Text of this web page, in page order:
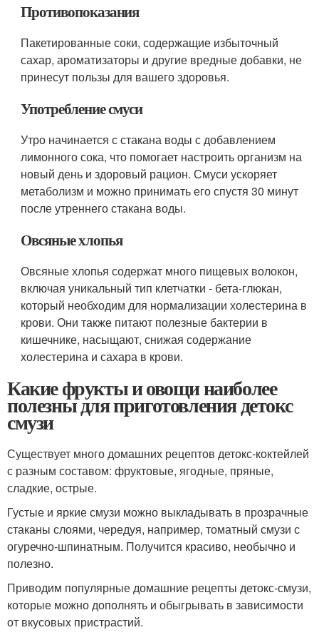
Противопоказания
Пакетированные соки, содержащие избыточный
сахар, ароматизаторы и другие вредные добавки, не
принесут пользы для вашего здоровья.
Употребление смуси
Утро начинается с стакана воды с добавлением
лимонного сока, что помогает настроить организм на
новый день и здоровый рацион. Смуси ускоряет
метаболизм и можно принимать его спустя 30 минут
после утреннего стакана воды.
Овсяные хлопья
Овсяные хлопья содержат много пищевых волокон,
включая уникальный тип клетчатки - бета-глюкан,
который необходим для нормализации холестерина в
крови. Они также питают полезные бактерии в
кишечнике, насыщают, снижая содержание
холестерина и сахара в крови.
Какие фрукты и овощи наиболее
полезны для приготовления детокс
смузи
Существует много домашних рецептов детокс-коктейлей
с разным составом: фруктовые, ягодные, пряные,
сладкие, острые.
Густые и яркие смузи можно выкладывать в прозрачные
стаканы слоями, чередуя, например, томатный смузи с
огуречно-шпинатным. Получится красиво, необычно и
полезно.
Приводим популярные домашние рецепты детокс-смузи,
которые можно дополнять и обыгрывать в зависимости
от вкусовых пристрастий.